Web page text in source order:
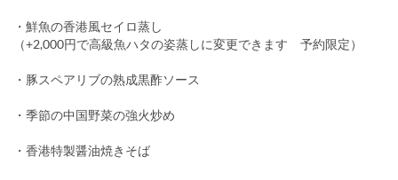
・鮮魚の香港風セイロ蒸し
（+2,000円で高級魚ハタの姿蒸しに変更できます 予約限定）
・豚スペアリブの熟成黒酢ソース
・季節の中国野菜の強火炒め
・香港特製醤油焼きそば